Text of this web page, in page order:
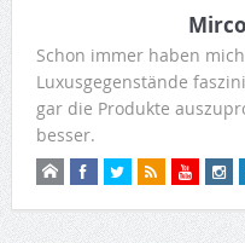
Schon immer haben
Luxusgegenstände
gar die Produkte
besser.